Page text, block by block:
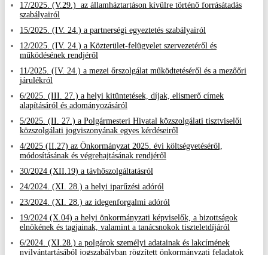
17/2025. (V.29.) az államháztartáson kívülre történő forrásátadás
szabályairól
15/2025. (IV. 24.) a partnerségi egyeztetés szabályairól
12/2025. (IV. 24.) a Közterület-felügyelet szervezetéről és
működésének rendjéről
11/2025. (IV. 24.) a mezei őrszolgálat működtetéséről és a mezőőri
járulékról
6/2025. (III. 27.) a helyi kitüntetések, díjak, elismerő címek
alapításáról és adományozásáról
5/2025. (II. 27.) a Polgármesteri Hivatal közszolgálati tisztviselői
közszolgálati jogviszonyának egyes kérdéseiről
4/2025 (II.27) az Önkormányzat 2025. évi költségvetéséről,
módosításának és végrehajtásának rendjéről
30/2024 (XII.19) a távhőszolgáltatásról
24/2024. (XI. 28.) a helyi iparűzési adóról
23/2024. (XI. 28.) az idegenforgalmi adóról
19/2024 (X.04) a helyi önkormányzati képviselők, a bizottságok
elnökének és tagjainak, valamint a tanácsnokok tiszteletdíjáról
6/2024. (XI.28.) a polgárok személyi adatainak és lakcímének
nyilvántartásából jogszabályban rögzített önkormányzati feladatok